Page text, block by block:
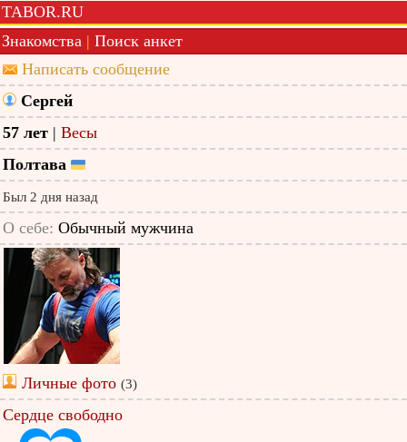
TABOR.RU
Знакомства | Поиск анкет
Написать сообщение
Сергей
57 лет | Весы
Полтава
Был 2 дня назад
О себе: Обычный мужчина
Личные фото (3)
Сердце свободно